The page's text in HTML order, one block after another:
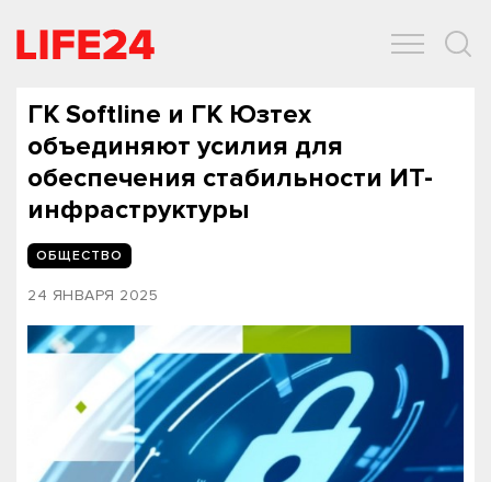
ГК Softline и ГК Юзтех
объединяют усилия для
обеспечения стабильности ИТ-
инфраструктуры
ОБЩЕСТВО
24 ЯНВАРЯ 2025